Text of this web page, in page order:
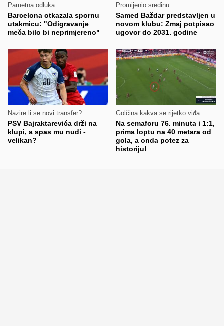
Pametna odluka
Barcelona otkazala spornu
utakmicu: "Odigravanje
meča bilo bi neprimjereno"
Promijenio sredinu
Samed Baždar predstavljen u
novom klubu: Zmaj potpisao
ugovor do 2031. godine
Nazire li se novi transfer?
PSV Bajraktarevića drži na
klupi, a spas mu nudi -
velikan?
Golčina kakva se rijetko viđa
Na semaforu 76. minuta i 1:1,
prima loptu na 40 metara od
gola, a onda potez za
historiju!